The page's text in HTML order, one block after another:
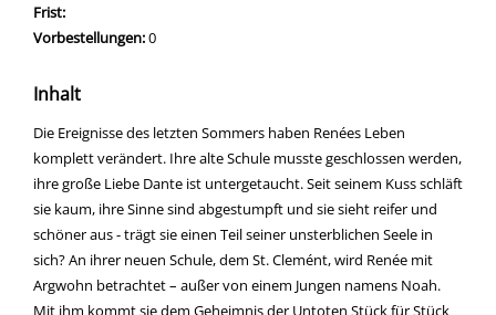
Frist:
Vorbestellungen:0
Inhalt
Die Ereignisse des letzten Sommers haben Renées Leben
komplett verändert. Ihre alte Schule musste geschlossen werden,
ihre große Liebe Dante ist untergetaucht. Seit seinem Kuss schläft
sie kaum, ihre Sinne sind abgestumpft und sie sieht reifer und
schöner aus - trägt sie einen Teil seiner unsterblichen Seele in
sich? An ihrer neuen Schule, dem St. Clemént, wird Renée mit
Argwohn betrachtet – außer von einem Jungen namens Noah.
Mit ihm kommt sie dem Geheimnis der Untoten Stück für Stück